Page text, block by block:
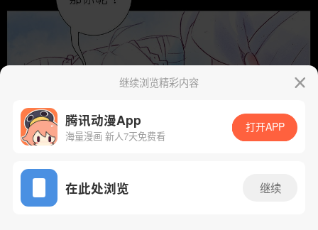
App免费看
继续浏览精彩内容
腾讯动漫App
海量漫画 新人7天免费看
打开APP
在此处浏览 继续